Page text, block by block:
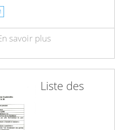
savoir plus
Liste des